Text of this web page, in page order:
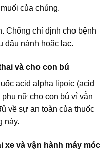
của chúng.
Chống chỉ định cho bệnh
đậu nành hoặc lạc.
và cho con bú
acid alpha lipoic (acid
nữ cho con bú vì vẫn
về sự an toàn của thuốc
này.
và vận hành máy móc